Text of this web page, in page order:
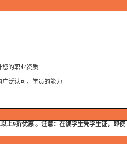
的职业资质
泛认可，学员的能力
上9折优惠 。注意：在读学生凭学生证，即使